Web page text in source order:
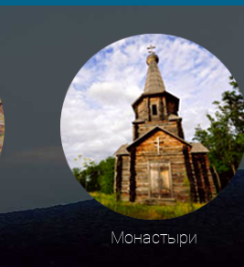
Монастыри